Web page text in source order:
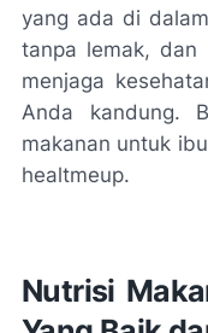
yang ada di
tanpa lemak, dan
menjaga
Anda kandung.
makanan untuk
healtmeup.
Nutrisi